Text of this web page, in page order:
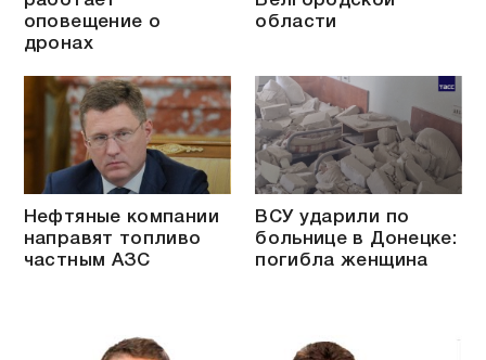
оповещение о
дронах
области
Нефтяные компании
направят топливо
частным АЗС
ВСУ ударили по
больнице в Донецке:
погибла женщина